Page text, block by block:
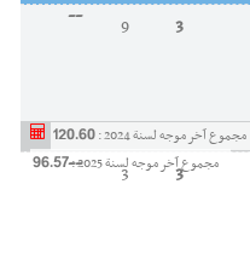
3
9
--
مجموع آخر موجه لسنة 2024 : 120.60
مجموع آخر موجه لسنة 2025 : 96.57 3
3
--